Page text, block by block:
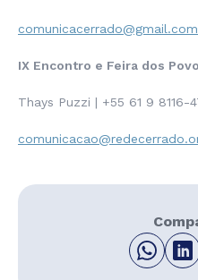
comunicacerrado@gmail.com
IX Encontro e Feira dos
Thays Puzzi | +55 61 9 8116-